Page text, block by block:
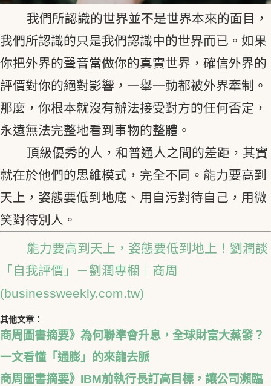
我們所認識的世界並不是世界本來的面目，
我們所認識的只是我們認識中的世界而已。如果
你把外界的聲音當做你的真實世界，確信外界的
評價對你的絕對影響，一舉一動都被外界牽制。
那麼，你根本就沒有辦法接受對方的任何否定，
永遠無法完整地看到事物的整體。
頂級優秀的人，和普通人之間的差距，其實
就在於他們的思維模式，完全不同。能力要高到
天上，姿態要低到地底、用自污對待自己，用微
笑對待別人。
能力要高到天上，姿態要低到地上！劉潤談
「自我評價」－劉潤專欄｜商周
(businessweekly.com.tw)
其他文章︰
商周圖書摘要》為何聯準會升息，全球財富大蒸發？
一文看懂「通膨」的來龍去脈
商周圖書摘要》IBM前執行長訂高目標，讓公司瀕臨